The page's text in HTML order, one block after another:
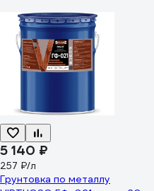
5 140 ₽
257 ₽/л
Грунтовка по металлу